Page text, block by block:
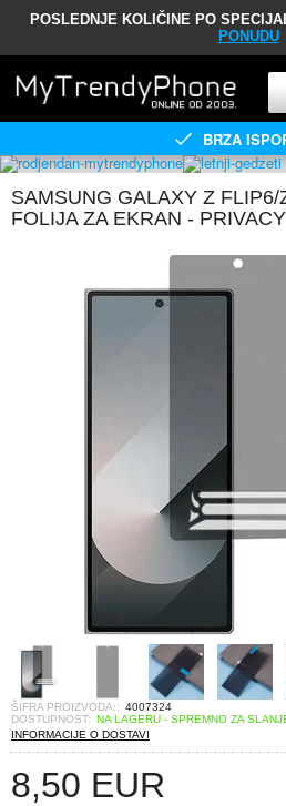
POSLEDNJE KOLIČINE PO
PONUDU
BRZA
SAMSUNG GALAXY Z
FOLIJA ZA EKRAN - PRIVACY
ŠIFRA PROIZVODA:: 4007324
DOSTUPNOST: NA LAGERU - SPREMNO ZA
INFORMACIJE O DOSTAVI
8,50 EUR